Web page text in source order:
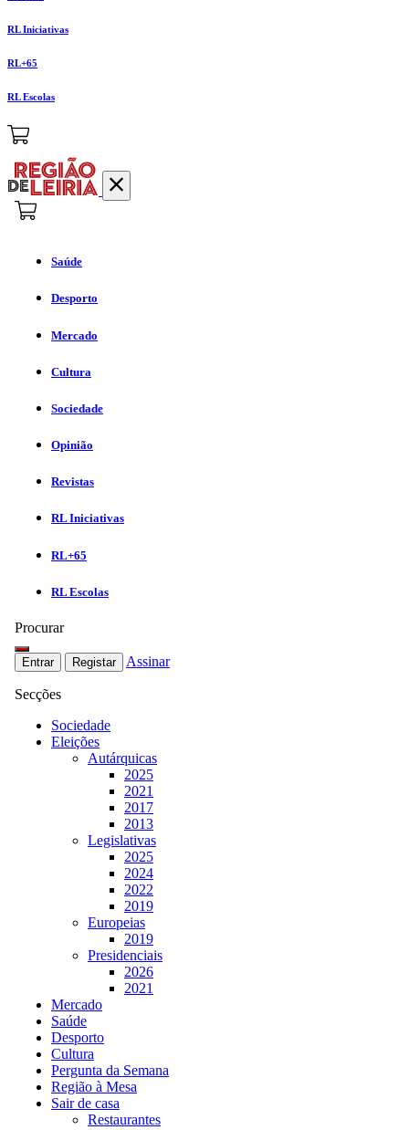
RL Iniciativas
RL+65
RL Escolas
Saúde
Desporto
Mercado
Cultura
Sociedade
Opinião
Revistas
RL Iniciativas
RL+65
RL Escolas
Procurar
Entrar Registar Assinar
Secções
Sociedade
Eleições
Autárquicas
2025
2021
2017
2013
Legislativas
2025
2024
2022
2019
Europeias
2019
Presidenciais
2026
2021
Mercado
Saúde
Desporto
Cultura
Pergunta da Semana
Região à Mesa
Sair de casa
Restaurantes